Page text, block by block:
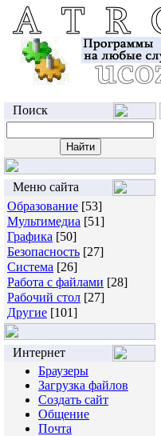
Поиск
Меню сайта
Образование [53]
Мультимедиа [51]
Графика [50]
Безопасность [27]
Система [26]
Работа с файлами [28]
Рабочий стол [27]
Другие [101]
Интернет
Браузеры
Загрузка файлов
Создать сайт
Общение
Почта